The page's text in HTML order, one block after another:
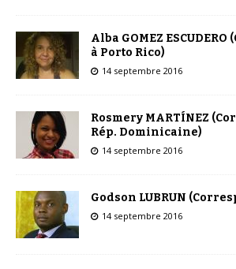
Alba GOMEZ
à Porto Rico)
14 septembre 2016
Rosmery MARTÍNEZ
Rép. Dominicaine)
14 septembre 2016
Godson LUBRUN
14 septembre 2016